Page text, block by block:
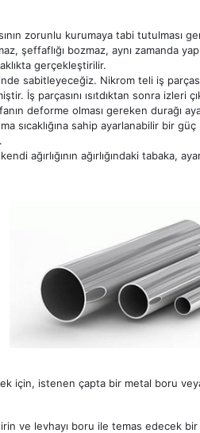
zorunlu kurumaya tabi tutulması
şeffaflığı bozmaz, aynı zamanda
gerçekleştirilir.
sabitleyeceğiz. Nikrom teli iş
İş parçasını ısıtdıktan sonra izleri
deforme olması gereken durağı
sıcaklığına sahip ayarlanabilir bir
ağırlığının ağırlığındaki tabaka,
için, istenen çapta bir metal boru
ve levhayı boru ile temas edecek